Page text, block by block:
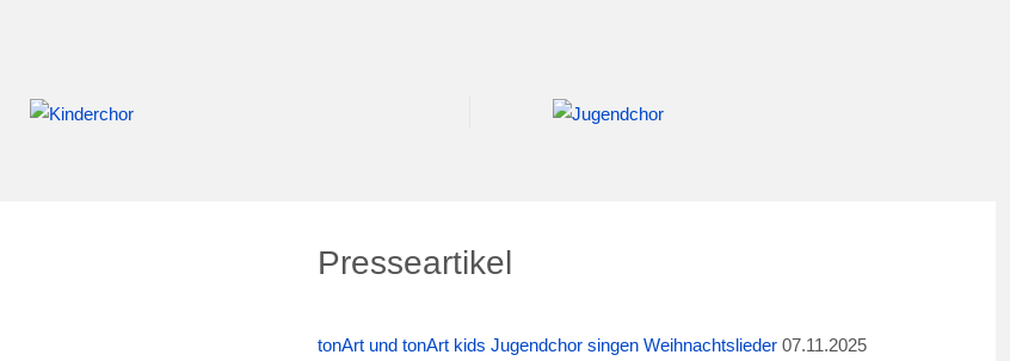
Presseartikel
tonArt und tonArt kids Jugendchor singen Weihnachtslieder 07.11.2025